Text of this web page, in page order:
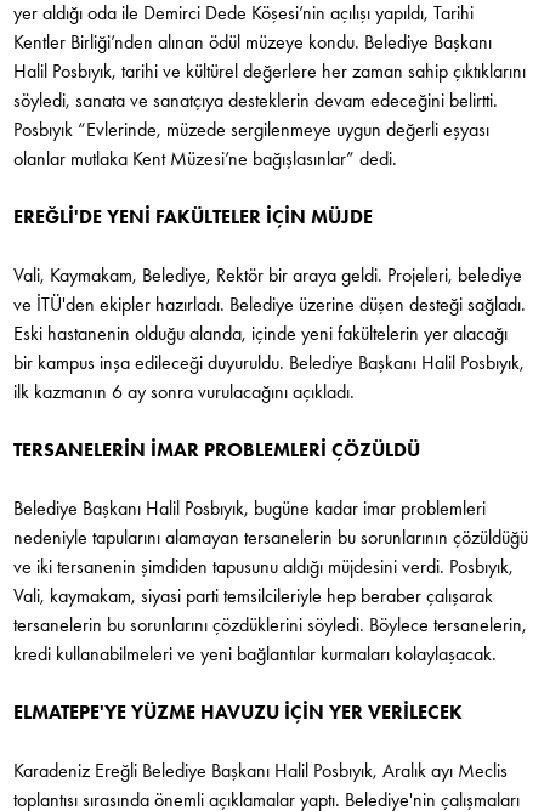
yer aldığı oda ile Demirci Dede Köşesi’nin açılışı yapıldı, Tarihi
Kentler Birliği’nden alınan ödül müzeye kondu. Belediye Başkanı
Halil Posbıyık, tarihi ve kültürel değerlere her zaman sahip çıktıklarını
söyledi, sanata ve sanatçıya desteklerin devam edeceğini belirtti.
Posbıyık “Evlerinde, müzede sergilenmeye uygun değerli eşyası
olanlar mutlaka Kent Müzesi’ne bağışlasınlar” dedi.
EREĞLİ'DE YENİ FAKÜLTELER İÇİN MÜJDE
Vali, Kaymakam, Belediye, Rektör bir araya geldi. Projeleri, belediye
ve İTÜ'den ekipler hazırladı. Belediye üzerine düşen desteği sağladı.
Eski hastanenin olduğu alanda, içinde yeni fakültelerin yer alacağı
bir kampus inşa edileceği duyuruldu. Belediye Başkanı Halil Posbıyık,
ilk kazmanın 6 ay sonra vurulacağını açıkladı.
TERSANELERİN İMAR PROBLEMLERİ ÇÖZÜLDÜ
Belediye Başkanı Halil Posbıyık, bugüne kadar imar problemleri
nedeniyle tapularını alamayan tersanelerin bu sorunlarının çözüldüğü
ve iki tersanenin şimdiden tapusunu aldığı müjdesini verdi. Posbıyık,
Vali, kaymakam, siyasi parti temsilcileriyle hep beraber çalışarak
tersanelerin bu sorunlarını çözdüklerini söyledi. Böylece tersanelerin,
kredi kullanabilmeleri ve yeni bağlantılar kurmaları kolaylaşacak.
ELMATEPE'YE YÜZME HAVUZU İÇİN YER VERİLECEK
Karadeniz Ereğli Belediye Başkanı Halil Posbıyık, Aralık ayı Meclis
toplantısı sırasında önemli açıklamalar yaptı. Belediye'nin çalışmaları